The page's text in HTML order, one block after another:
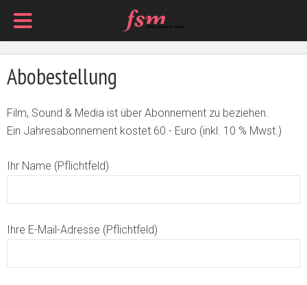
Abobestellung
Film, Sound & Media ist über Abonnement zu beziehen.
Ein Jahresabonnement kostet 60.- Euro (inkl. 10 % Mwst.)
Ihr Name (Pflichtfeld)
Ihre E-Mail-Adresse (Pflichtfeld)